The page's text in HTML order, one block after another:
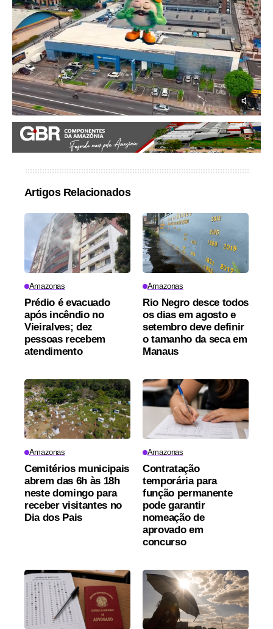
Artigos Relacionados
Amazonas
Prédio é evacuado
após incêndio no
Vieiralves; dez
pessoas recebem
atendimento
Amazonas
Rio Negro desce todos
os dias em agosto e
setembro deve definir
o tamanho da seca em
Manaus
Amazonas
Cemitérios municipais
abrem das 6h às 18h
neste domingo para
receber visitantes no
Dia dos Pais
Amazonas
Contratação
temporária para
função permanente
pode garantir
nomeação de
aprovado em
concurso